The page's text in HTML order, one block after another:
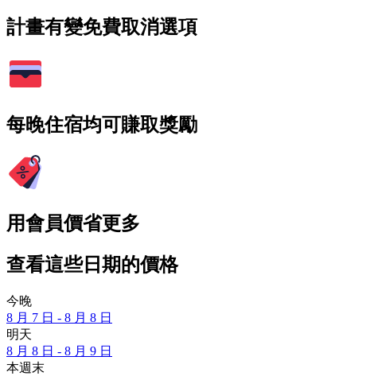
計畫有變免費取消選項
每晚住宿均可賺取獎勵
用會員價省更多
查看這些日期的價格
今晚
8 月 7 日 - 8 月 8 日
明天
8 月 8 日 - 8 月 9 日
本週末